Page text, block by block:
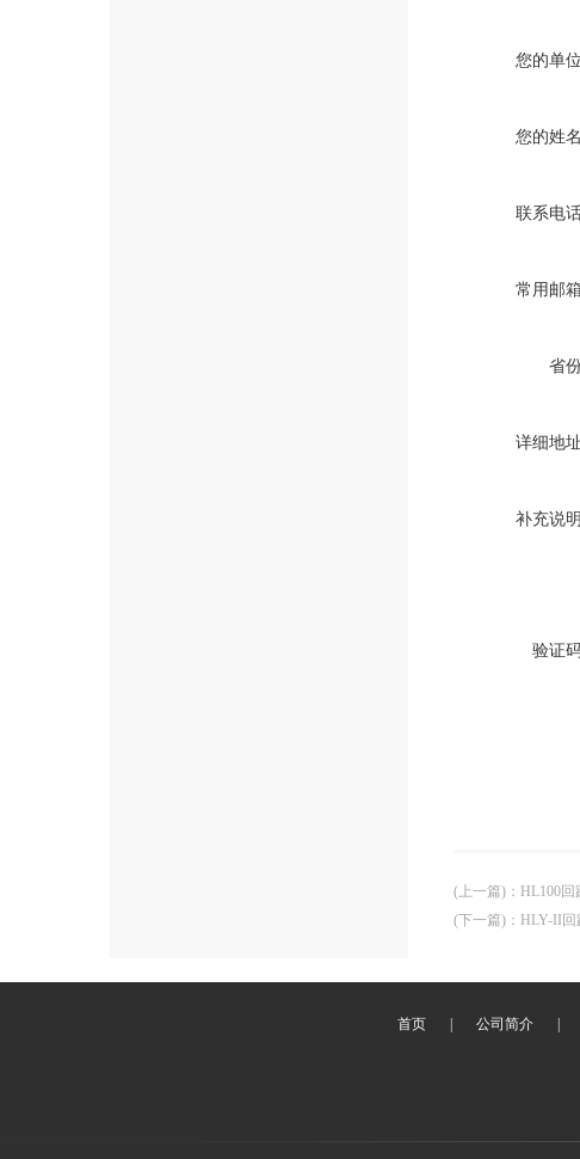
您的单位
您的姓名
联系电话
常用邮箱
省
详细地址
补充说明
验证码
(上一篇) ： HL100
(下一篇) ： HLY-II
首页 公司简介